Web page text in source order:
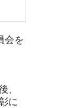
会を
、
に